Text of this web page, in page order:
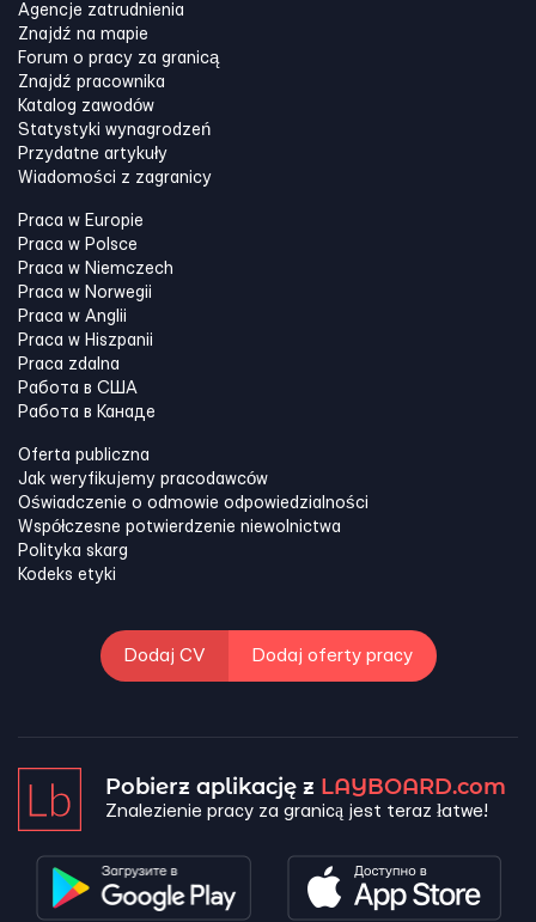
Agencje zatrudnienia
Znajdź na mapie
Forum o pracy za granicą
Znajdź pracownika
Katalog zawodów
Statystyki wynagrodzeń
Przydatne artykuły
Wiadomości z zagranicy
Praca w Europie
Praca w Polsce
Praca w Niemczech
Praca w Norwegii
Praca w Anglii
Praca w Hiszpanii
Praca zdalna
Работа в США
Работа в Канадe
Oferta publiczna
Jak weryfikujemy pracodawców
Oświadczenie o odmowie odpowiedzialności
Współczesne potwierdzenie niewolnictwa
Polityka skarg
Kodeks etyki
Dodaj CV Dodaj oferty pracy
Pobierz aplikację z LAYBOARD.com
Znalezienie pracy za granicą jest teraz łatwe!